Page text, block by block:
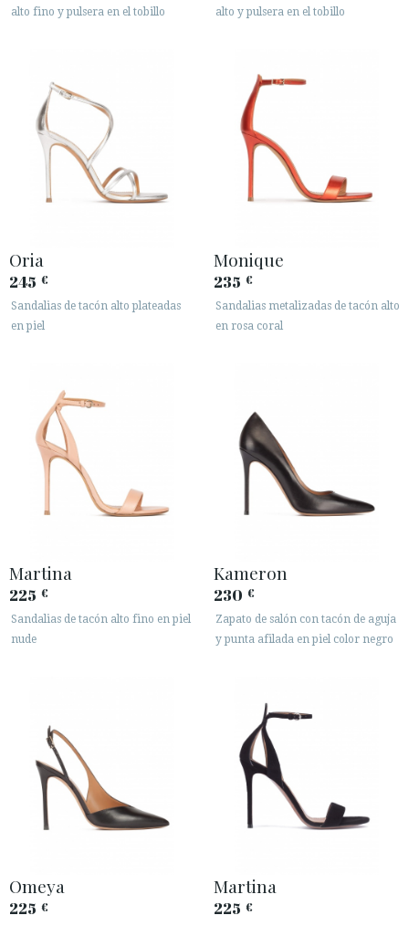
alto fino y pulsera en el tobillo
alto y pulsera en el tobillo
Oria
245 €
Sandalias de tacón alto plateadas
en piel
Monique
235 €
Sandalias metalizadas de tacón alto
en rosa coral
Martina
225 €
Sandalias de tacón alto fino en piel
nude
Kameron
230 €
Zapato de salón con tacón de aguja
y punta afilada en piel color negro
Omeya
225 €
Martina
225 €